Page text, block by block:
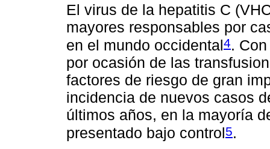
El virus de la hepatitis C
mayores responsables por
en el mundo occidental4.
por ocasión de las
factores de riesgo de gran
incidencia de nuevos casos
últimos años, en la mayoría
presentado bajo control5.